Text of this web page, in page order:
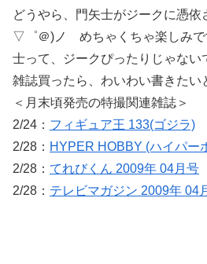
どうやら、門矢士がジークに憑依
▽゜＠)ノ めちゃくちゃ楽しみで
士って、ジークぴったりじゃない
雑誌買ったら、わいわい書きたい
＜月末頃発売の特撮関連雑誌＞
2/24： フィギュア王 133(ゴジラ)
2/28： HYPER HOBBY (ハイパー
2/28： てれびくん 2009年 04月号
2/28： テレビマガジン 2009年 04